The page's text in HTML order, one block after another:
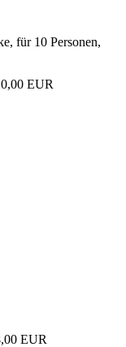
für 10 Personen,
EUR
EUR